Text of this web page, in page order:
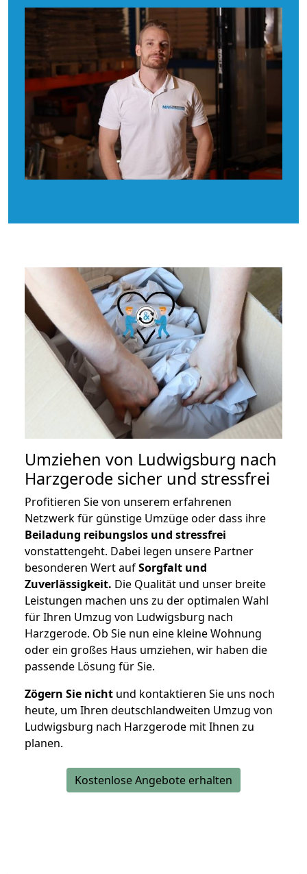
Umziehen von Ludwigsburg nach
Harzgerode sicher und stressfrei
Profitieren Sie von unserem erfahrenen
Netzwerk für günstige Umzüge oder dass ihre
Beiladung reibungslos und stressfrei
vonstattengeht. Dabei legen unsere Partner
besonderen Wert aufSorgfalt und
Zuverlässigkeit. Die Qualität und unser breite
Leistungen machen uns zu der optimalen Wahl
für Ihren Umzug von Ludwigsburg nach
Harzgerode. Ob Sie nun eine kleine Wohnung
oder ein großes Haus umziehen, wir haben die
passende Lösung für Sie.
Zögern Sie nicht und kontaktieren Sie uns noch
heute, um Ihren deutschlandweiten Umzug von
Ludwigsburg nach Harzgerode mit Ihnen zu
planen.
Kostenlose Angebote erhalten